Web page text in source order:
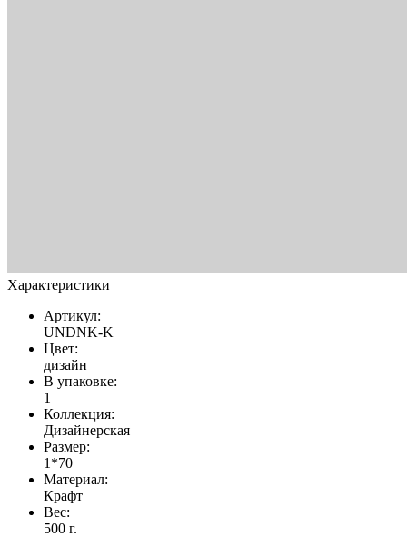
Характеристики
Артикул:
UNDNK-K
Цвет:
дизайн
В упаковке:
1
Коллекция:
Дизайнерская
Размер:
1*70
Материал:
Крафт
Вес:
500 г.